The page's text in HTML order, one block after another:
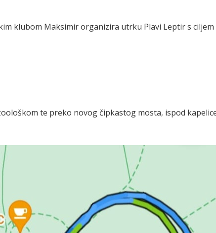
klubom Maksimir organizira utrku Plavi Leptir s
te preko novog čipkastog mosta, ispod